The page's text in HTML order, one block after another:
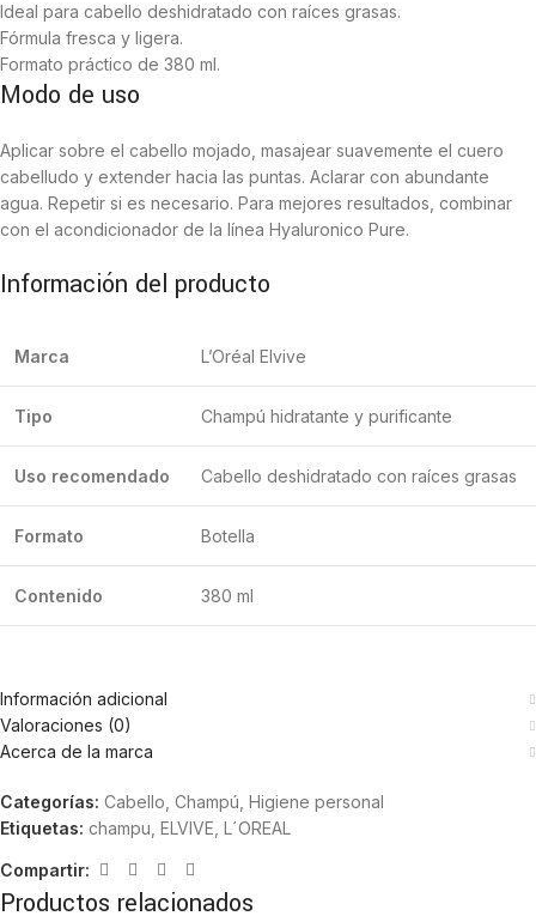
Ideal para cabello deshidratado con raíces grasas.
Fórmula fresca y ligera.
Formato práctico de 380 ml.
Modo de uso
Aplicar sobre el cabello mojado, masajear suavemente el cuero
cabelludo y extender hacia las puntas. Aclarar con abundante
agua. Repetir si es necesario. Para mejores resultados, combinar
con el acondicionador de la línea Hyaluronico Pure.
Información del producto
Marca L’Oréal Elvive
Tipo Champú hidratante y purificante
Uso recomendado Cabello deshidratado con raíces grasas
Formato Botella
Contenido 380 ml
Información adicional
Valoraciones (0)
Acerca de la marca
Categorías: Cabello Champú Higiene personal
Etiquetas: champu ELVIVE L´OREAL
Compartir:
Productos relacionados